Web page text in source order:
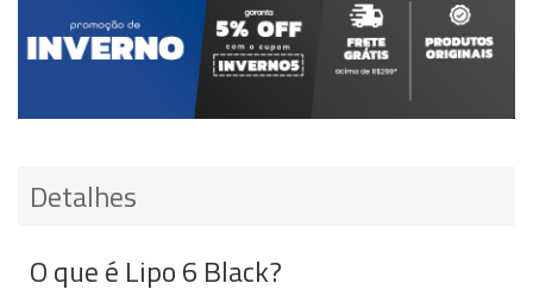
Detalhes
O que é Lipo 6 Black?